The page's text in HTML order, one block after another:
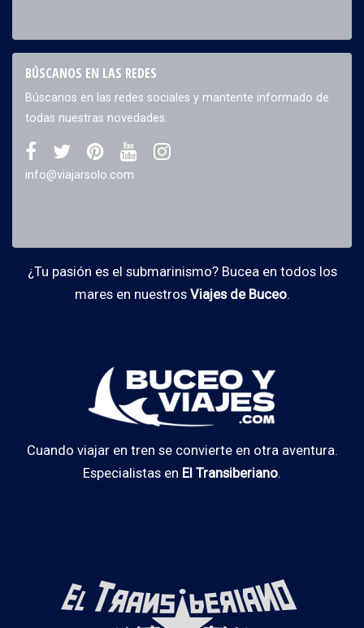
BÚSCANOS EN LAS REDES
Búscanos en las redes sociales y mantente informado de
todas nuestras novedades.
info@viajarsolo.com
¿Tu pasión es el submarinismo? Bucea en todos los
mares en nuestros Viajes de Buceo.
Cuando viajar en tren se convierte en otra aventura.
Especialistas en El Transiberiano.